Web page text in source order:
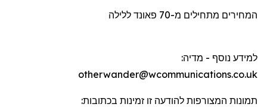
המחירים מתחילים מ-70
פאונד ללילה
למידע נוסף - מדיה:
otherwander@wcommunications.co.uk
תמונות המצורפות להודעה זו זמינות בכתובות: